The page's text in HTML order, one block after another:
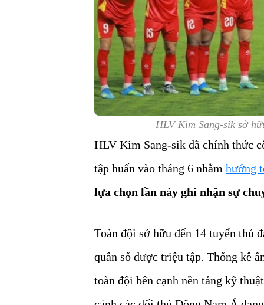
HLV Kim Sang-sik sở
HLV Kim Sang-sik đã chính thức
tập huấn vào tháng 6 nhằm hướng
lựa chọn lần này ghi nhận sự
Toàn đội sở hữu đến 14 tuyển thủ
quân số được triệu tập. Thống kê
toàn đội bên cạnh nền tảng kỹ